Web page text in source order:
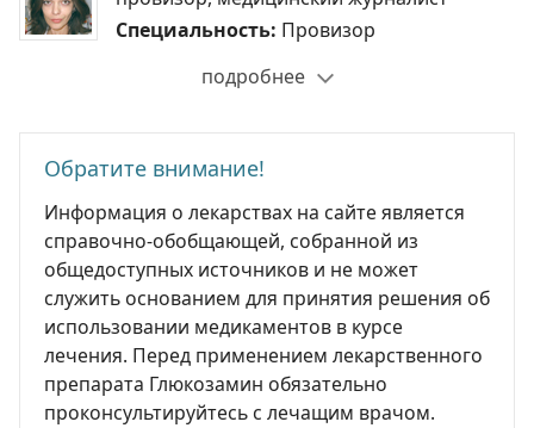
Специальность: Провизор
подробнее
Обратите внимание!
Информация о лекарствах на сайте является
справочно-обобщающей, собранной из
общедоступных источников и не может
служить основанием для принятия решения об
использовании медикаментов в курсе
лечения. Перед применением лекарственного
препарата Глюкозамин обязательно
проконсультируйтесь с лечащим врачом.